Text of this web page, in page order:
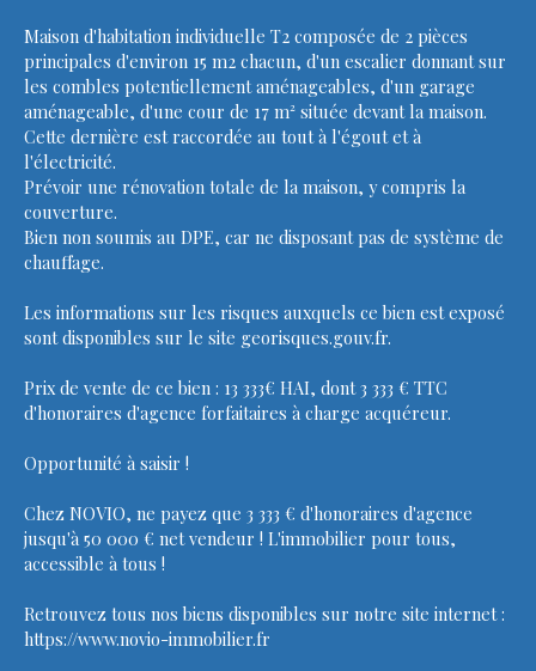
Maison d'habitation individuelle T2 composée de 2 pièces
principales d'environ 15 m2 chacun, d'un escalier donnant sur
les combles potentiellement aménageables, d'un garage
aménageable, d'une cour de 17 m² située devant la maison.
Cette dernière est raccordée au tout à l'égout et à
l'électricité.
Prévoir une rénovation totale de la maison, y compris la
couverture.
Bien non soumis au DPE, car ne disposant pas de système de
chauffage.
Les informations sur les risques auxquels ce bien est exposé
sont disponibles sur le site georisques.gouv.fr.
Prix de vente de ce bien : 13 333€ HAI, dont 3 333 € TTC
d'honoraires d'agence forfaitaires à charge acquéreur.
Opportunité à saisir !
Chez NOVIO, ne payez que 3 333 € d'honoraires d'agence
jusqu'à 50 000 € net vendeur ! L'immobilier pour tous,
accessible à tous !
Retrouvez tous nos biens disponibles sur notre site internet :
https://www.novio-immobilier.fr